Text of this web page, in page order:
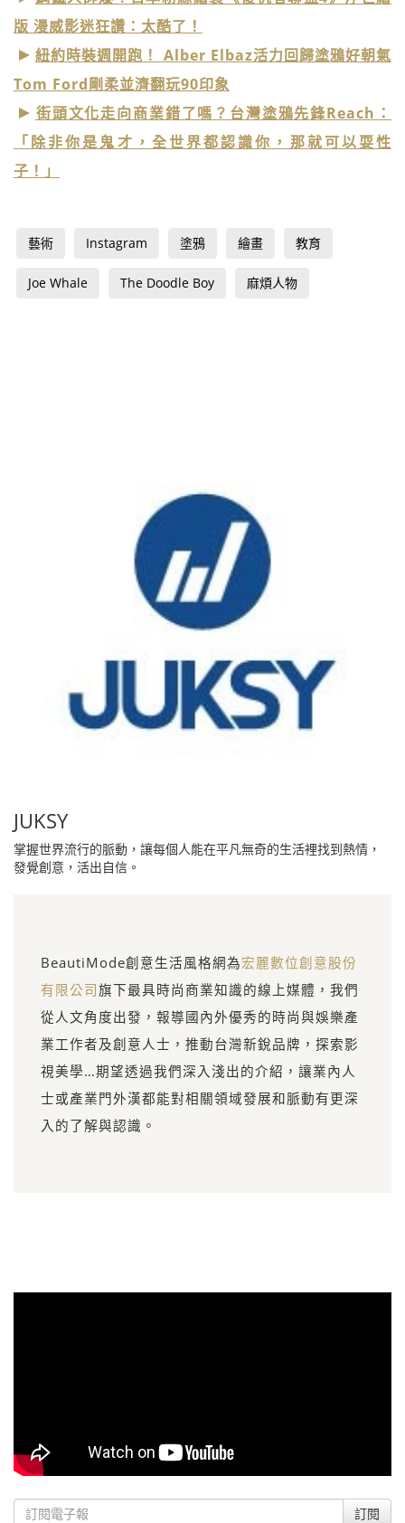
版 漫威影迷狂讚：太酷了！
紐約時裝週開跑！ Alber Elbaz活力回歸塗鴉好朝氣
Tom Ford剛柔並濟翻玩90印象
街頭文化走向商業錯了嗎？台灣塗鴉先鋒Reach：
「除非你是鬼才，全世界都認識你，那就可以耍性
子！」
藝術 Instagram 塗鴉 繪畫 教育
Joe Whale The Doodle Boy 麻煩人物
JUKSY
掌握世界流行的脈動，讓每個人能在平凡無奇的生活裡找到熱情，
發覺創意，活出自信。
BeautiMode創意生活風格網為宏麗數位創意股份
有限公司旗下最具時尚商業知識的線上媒體，我們
從人文角度出發，報導國內外優秀的時尚與娛樂產
業工作者及創意人士，推動台灣新銳品牌，探索影
視美學…期望透過我們深入淺出的介紹，讓業內人
士或產業門外漢都能對相關領域發展和脈動有更深
入的了解與認識。
訂閱